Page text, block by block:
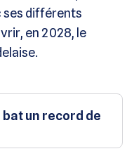
différents
en 2028, le
bat un record de